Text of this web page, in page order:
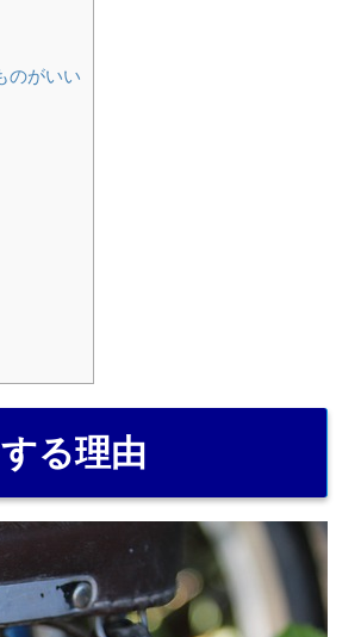
のがいい
る理由